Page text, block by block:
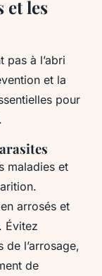
et les
pas à l’abri
et la
pour
maladies et
arrosés et
Évitez
l’arrosage,
de